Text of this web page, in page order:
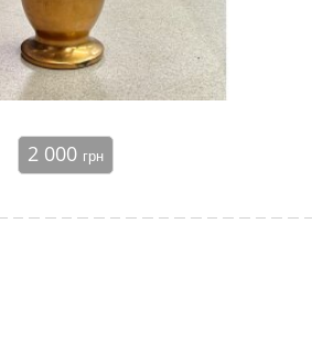
2 000 грн